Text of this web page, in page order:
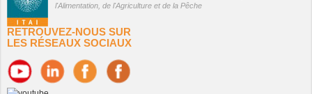
l'Alimentation, de l'Agriculture et de la Pêche
RETROUVEZ-NOUS SUR
LES RÉSEAUX SOCIAUX